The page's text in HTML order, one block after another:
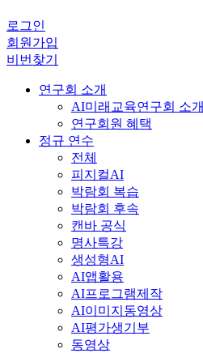
로그인
회원가입
비번찾기
연구회 소개
AI미래교육연구회 소개
연구회원 혜택
정규 연수
전체
피지컬AI
박람회 복습
박람회 후속
캔바 공식
명사특강
생성형AI
AI앱활용
AI프로그램제작
AI이미지동영상
AI평가생기부
동영상